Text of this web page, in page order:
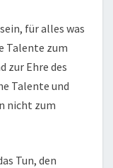
für alles was
Talente zum
zur Ehre des
Talente und
nicht zum
Tun, den